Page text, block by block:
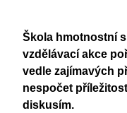
Škola hmotnostní
vzdělávací akce
vedle zajímavých
nespočet
diskusím.